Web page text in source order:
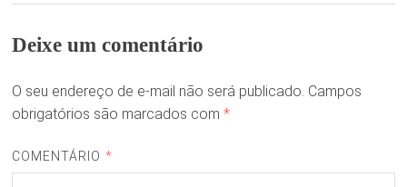
Deixe um comentário
O seu endereço de e-mail não será publicado. Campos
obrigatórios são marcados com *
COMENTÁRIO *